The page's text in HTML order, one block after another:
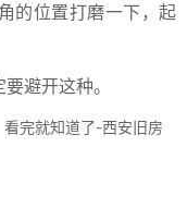
的位置打磨一下，起
避开这种。